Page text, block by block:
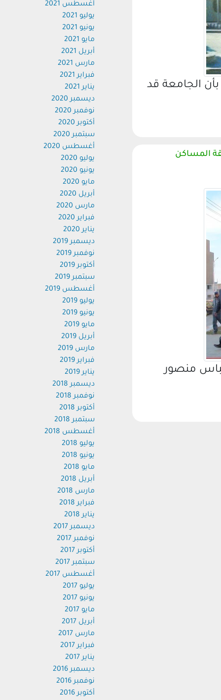
الجامعة قد
المساكن
منصور
أغسطس 2021
يوليو 2021
يونيو 2021
مايو 2021
أبريل 2021
مارس 2021
فبراير 2021
يناير 2021
ديسمبر 2020
نوفمبر 2020
أكتوبر 2020
سبتمبر 2020
أغسطس 2020
يوليو 2020
يونيو 2020
مايو 2020
أبريل 2020
مارس 2020
فبراير 2020
يناير 2020
ديسمبر 2019
نوفمبر 2019
أكتوبر 2019
سبتمبر 2019
أغسطس 2019
يوليو 2019
يونيو 2019
مايو 2019
أبريل 2019
مارس 2019
فبراير 2019
يناير 2019
ديسمبر 2018
نوفمبر 2018
أكتوبر 2018
سبتمبر 2018
أغسطس 2018
يوليو 2018
يونيو 2018
مايو 2018
أبريل 2018
مارس 2018
فبراير 2018
يناير 2018
ديسمبر 2017
نوفمبر 2017
أكتوبر 2017
سبتمبر 2017
أغسطس 2017
يوليو 2017
يونيو 2017
مايو 2017
أبريل 2017
مارس 2017
فبراير 2017
يناير 2017
ديسمبر 2016
نوفمبر 2016
أكتوبر 2016